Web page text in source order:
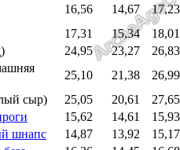
16,56 14,67
17,23
17,31 15,34
18,01
24,95 23,27
26,83
25,10 21,38
26,99
сыр)
25,05 20,61 27,65
15,62 14,61
15,93
шнапс
14,87 13,92
15,17